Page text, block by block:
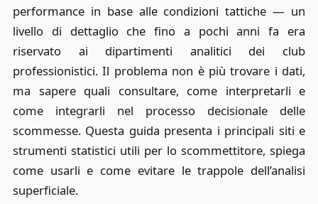
performance in base alle condizioni tattiche — un
livello di dettaglio che fino a pochi anni fa era
riservato ai dipartimenti analitici dei club
professionistici. Il problema non è più trovare i dati,
ma sapere quali consultare, come interpretarli e
come integrarli nel processo decisionale delle
scommesse. Questa guida presenta i principali siti e
strumenti statistici utili per lo scommettitore, spiega
come usarli e come evitare le trappole dell’analisi
superficiale.